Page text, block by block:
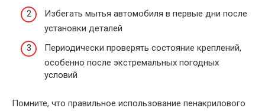
Избегать мытья автомобиля в первые дни после
установки деталей
Периодически проверять состояние креплений,
особенно после экстремальных погодных
условий
Помните, что правильное использование пенакрилового